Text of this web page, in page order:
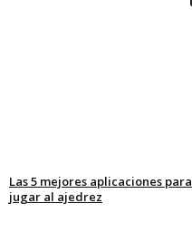
Las 5 mejores aplicaciones para
jugar al ajedrez